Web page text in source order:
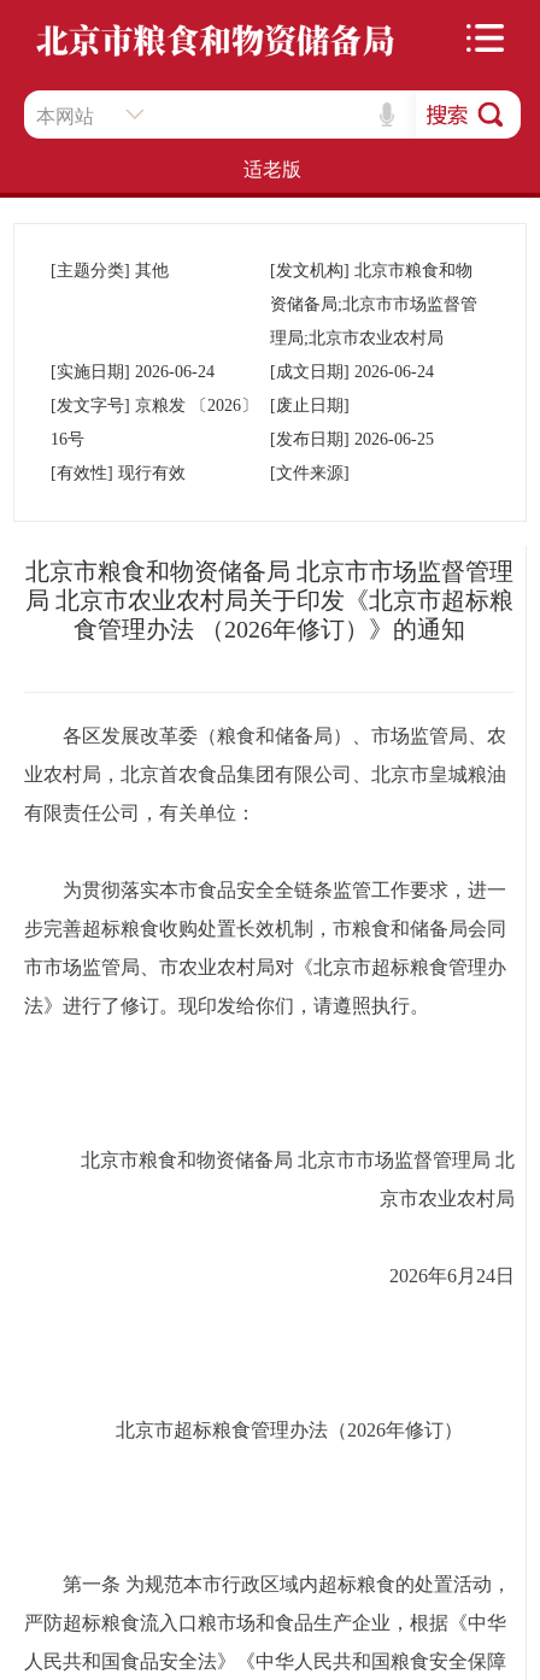
本网站
适老版
[主题分类]其他 [发文机构] 北京市粮食和物
资储备局;北京市市场监督管
理局;北京市农业农村局
[实施日期]2026-06-24 [成文日期] 2026-06-24
[发文字号]京粮发
〔2026〕
16号
[废止日期]
[发布日期] 2026-06-25
[有效性]现行有效 [文件来源]
北京市粮食和物资储备局 北京市市场监督管理
局 北京市农业农村局关于印发《北京市超标粮
食管理办法 （2026年修订）》的通知
各区发展改革委（粮食和储备局）、市场监管局、农
业农村局，北京首农食品集团有限公司、北京市皇城粮油
有限责任公司，有关单位：
为贯彻落实本市食品安全全链条监管工作要求，进一
步完善超标粮食收购处置长效机制，市粮食和储备局会同
市市场监管局、市农业农村局对《北京市超标粮食管理办
法》进行了修订。现印发给你们，请遵照执行。
北京市粮食和物资储备局 北京市市场监督管理局北
京市农业农村局
2026年6月24日
北京市超标粮食管理办法（2026年修订）
第一条 为规范本市行政区域内超标粮食的处置活动，
严防超标粮食流入口粮市场和食品生产企业，根据《中华
人民共和国食品安全法》《中华人民共和国粮食安全保障